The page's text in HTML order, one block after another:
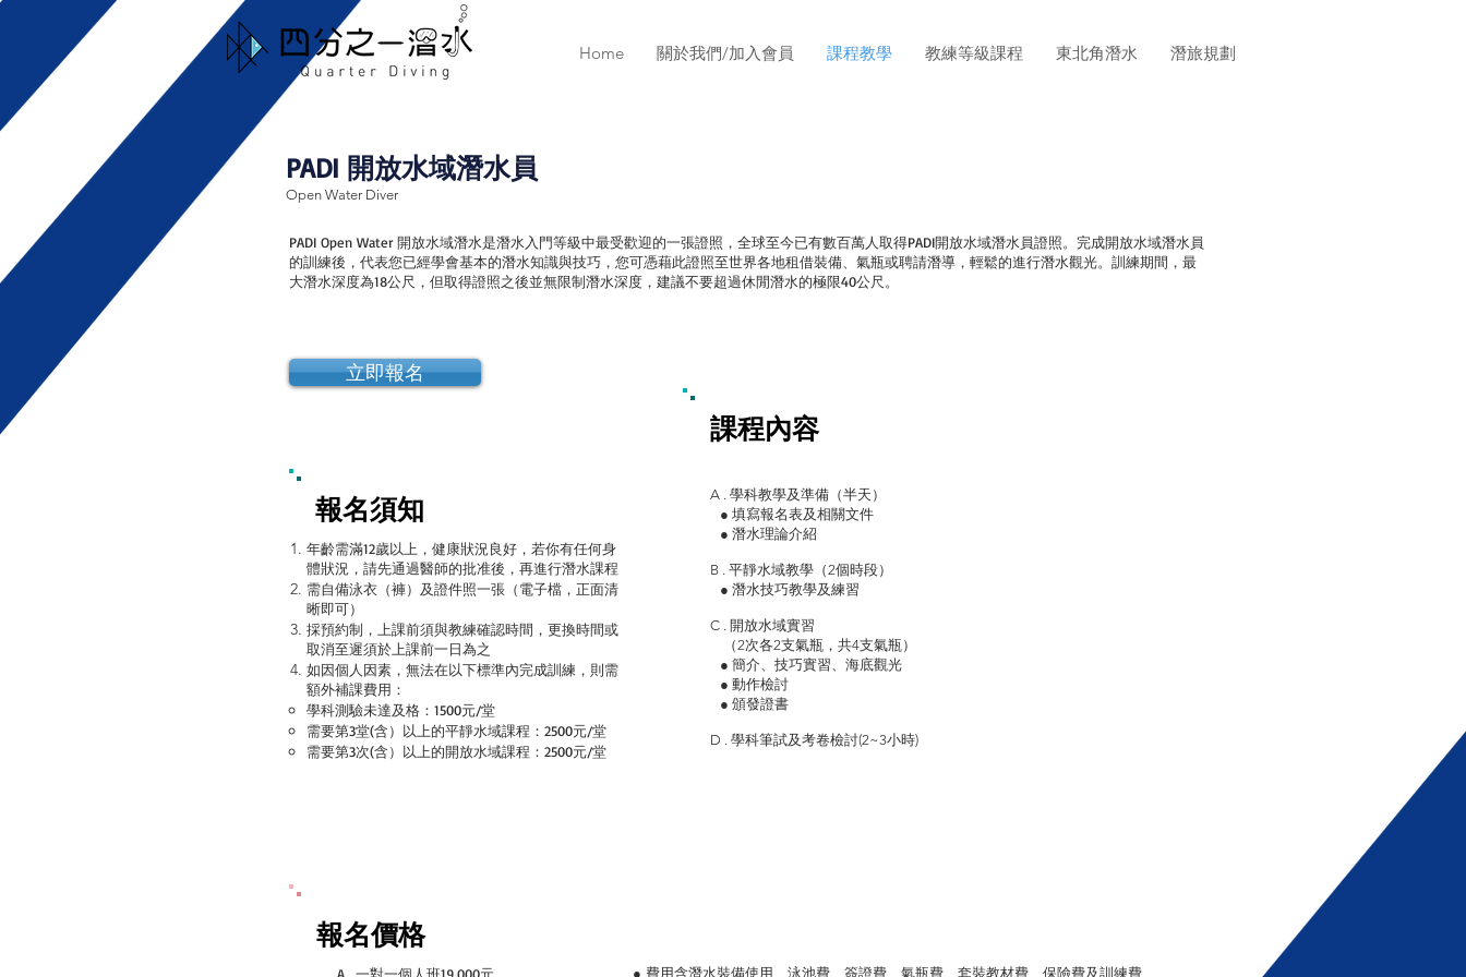
Home 關於我們/加入會員 課程教學 教練等級課程 東北角潛水 潛旅規劃
PADI 開放水域潛水員
Open Water Diver
PADI Open Water 開放水域潛水是潛水入門等級中最受歡迎的一張證照，全球至今已有數百萬人取得PADI開放水域潛水員證照。完成開放水域潛水員
的訓練後，代表您已經學會基本的潛水知識與技巧，您可憑藉此證照至世界各地租借裝備、氣瓶或聘請潛導，輕鬆的進行潛水觀光。訓練期間，最
大潛水深度為18公尺，但取得證照之後並無限制潛水深度，建議不要超過休閒潛水的極限40公尺。
立即報名
報名須知
年齡需滿12歲以上，健康狀況良好，若你有任何身
體狀況，請先通過醫師的批准後，再進行潛水課程
需自備泳衣（褲）及證件照一張（電子檔，正面清
晰即可）
採預約制，上課前須與教練確認時間，更換時間或
取消至遲須於上課前一日為之
如因個人因素，無法在以下標準內完成訓練，則需
額外補課費用：
​學科測驗未達及格：1500元/堂
需要第3堂(含）以上的平靜水域課程：2500元/堂
​需要第3次(含）以上的開放水域課程：2500元/堂
課程內容
A . 學科教學及準備（半天）
● 填寫報名表及相關文件
● 潛水理論介紹
B . 平靜水域教學（2個時段）
● 潛水技巧教學及練習
C . 開放水域實習
（2次各2支氣瓶，共4支氣瓶）
● 簡介、技巧實習、海底觀光
● 動作檢討
● 頒發證書
D . 學科筆試及考卷檢討(2~3小時)
報名價格
● 費用含潛水裝備使用、泳池費、簽證費、氣瓶費、套裝教材費、保險費及訓練費